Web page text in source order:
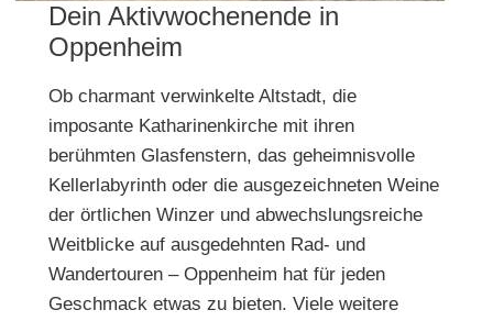
Dein Aktivwochenende in
Oppenheim
Ob charmant verwinkelte Altstadt, die
imposante Katharinenkirche mit ihren
berühmten Glasfenstern, das geheimnisvolle
Kellerlabyrinth oder die ausgezeichneten Weine
der örtlichen Winzer und abwechslungsreiche
Weitblicke auf ausgedehnten Rad- und
Wandertouren – Oppenheim hat für jeden
Geschmack etwas zu bieten. Viele weitere